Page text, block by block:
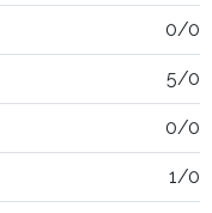
0/0
5/0
0/0
1/0